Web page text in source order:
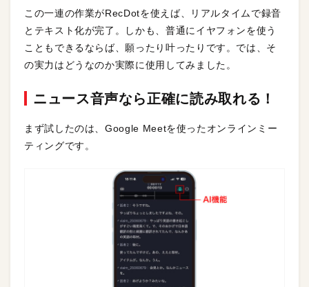
この一連の作業がRecDotを使えば、リアルタイムで録音
とテキスト化が完了。しかも、普通にイヤフォンを使う
こともできるならば、願ったり叶ったりです。では、そ
の実力はどうなのか実際に使用してみました。
ニュース音声なら正確に読み取れる！
まず試したのは、Google Meetを使ったオンラインミー
ティングです。